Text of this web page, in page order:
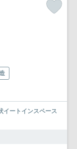
イートインスペース